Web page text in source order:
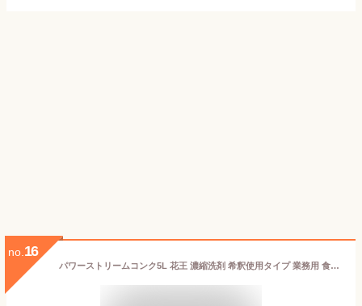
no. 16
パワーストリームコンク5L 花王 濃縮洗剤 希釈使用タイプ 業務用 食器用中性洗剤 野菜用中性洗剤 台所洗剤 希釈使用 野菜も洗える 無香料 中性 液体 環境対応容器 アルミ使用可 つぶせる容器 ポイント消化